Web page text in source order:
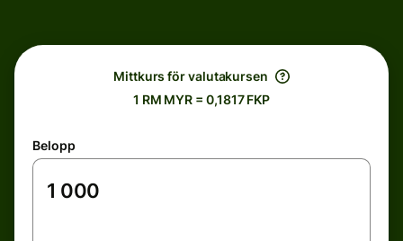
Mittkurs för valutakursen
1 RM MYR = 0,1817 FKP
Belopp